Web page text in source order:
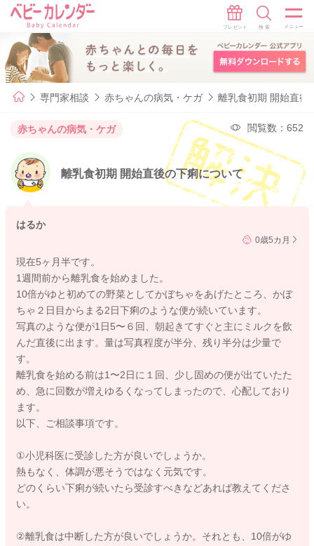
専門家相談 赤ちゃんの病気・ケガ 離乳食初期 開始直後
赤ちゃんの病気・ケガ 閲覧数：652
離乳食初期 開始直後の下痢について
はるか
0歳5カ月
現在5ヶ月半です。
1週間前から離乳食を始めました。
10倍がゆと初めての野菜としてかぼちゃをあげたところ、かぼ
ちゃ２日目からまる2日下痢のような便が続いています。
写真のような便が1日5〜６回、朝起きてすぐと主にミルクを飲
んだ直後に出ます。量は写真程度が半分、残り半分は少量で
す。
離乳食を始める前は1〜2日に１回、少し固めの便が出ていたた
め、急に回数が増えゆるくなってしまったので、心配しており
ます。
以下、ご相談事項です。
①小児科医に受診した方が良いでしょうか。
熱もなく、体調が悪そうではなく元気です。
どのくらい下痢が続いたら受診すべきなどあれば教えてくださ
い。
②離乳食は中断した方が良いでしょうか。それとも、10倍がゆ